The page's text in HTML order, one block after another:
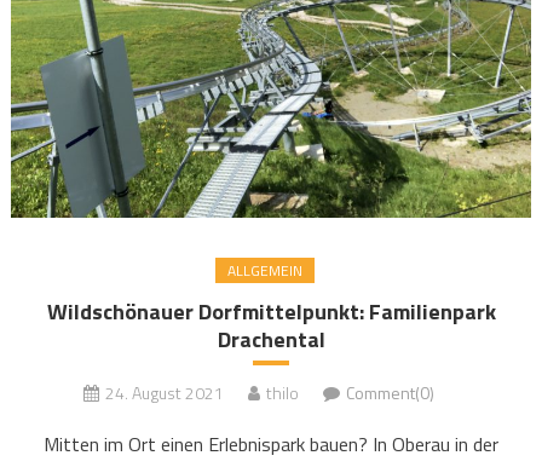
ALLGEMEIN
Wildschönauer Dorfmittelpunkt: Familienpark
Drachental
24. August 2021 thilo Comment(0)
Mitten im Ort einen Erlebnispark bauen? In Oberau in der